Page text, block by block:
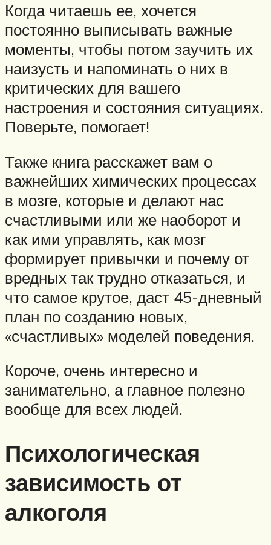
Когда читаешь ее, хочется
постоянно выписывать важные
моменты, чтобы потом заучить их
наизусть и напоминать о них в
критических для вашего
настроения и состояния ситуациях.
Поверьте, помогает!
Также книга расскажет вам о
важнейших химических процессах
в мозге, которые и делают нас
счастливыми или же наоборот и
как ими управлять, как мозг
формирует привычки и почему от
вредных так трудно отказаться, и
что самое крутое, даст 45-дневный
план по созданию новых,
«счастливых» моделей поведения.
Короче, очень интересно и
занимательно, а главное полезно
вообще для всех людей.
Психологическая
зависимость от
алкоголя